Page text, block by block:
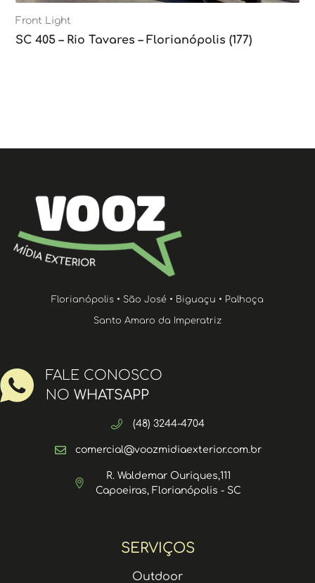
Front Light
SC 405 – Rio Tavares – Florianópolis (177)
SERVIÇOS
Outdoor
Florianópolis • São José • Biguaçu • Palhoça
Santo Amaro da Imperatriz
FALE CONOSCO
NO WHATSAPP
(48) 3244-4704
comercial@voozmidiaexterior.com.br
R. Waldemar Ouriques,111
Capoeiras, Florianópolis - SC